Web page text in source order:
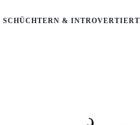
SCHÜCHTERN & INTROVERTIERT